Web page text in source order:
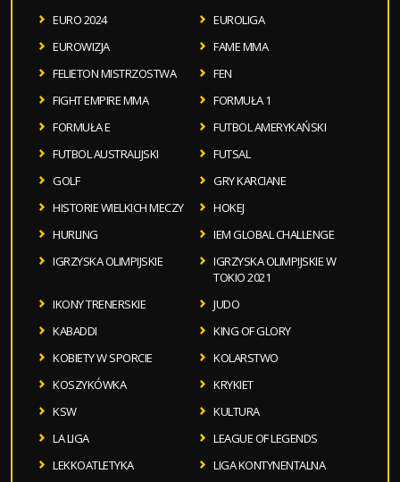
EURO 2024
EUROLIGA
EUROWIZJA
FAME MMA
FELIETON MISTRZOSTWA
FEN
FIGHT EMPIRE MMA
FORMUŁA 1
FORMUŁA E
FUTBOL AMERYKAŃSKI
FUTBOL AUSTRALIJSKI
FUTSAL
GOLF
GRY KARCIANE
HISTORIE WIELKICH MECZY
HOKEJ
HURLING
IEM GLOBAL CHALLENGE
IGRZYSKA OLIMPIJSKIE
IGRZYSKA OLIMPIJSKIE W
TOKIO 2021
IKONY TRENERSKIE
JUDO
KABADDI
KING OF GLORY
KOBIETY W SPORCIE
KOLARSTWO
KOSZYKÓWKA
KRYKIET
KSW
KULTURA
LA LIGA
LEAGUE OF LEGENDS
LEKKOATLETYKA
LIGA KONTYNENTALNA